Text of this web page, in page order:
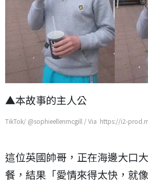
▲本故事的主人公
TikTok/ @sophieellenmcgill / Via https://i2-
這位英國帥哥，正在海邊大口
餐，結果「愛情來得太快，就